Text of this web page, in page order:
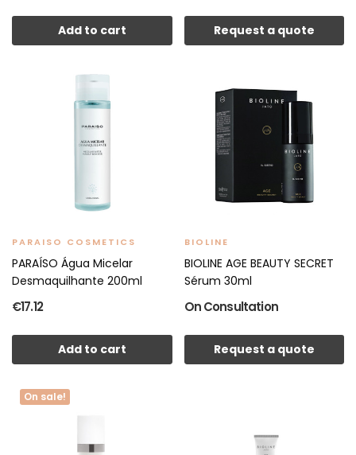
Add to cart Request a quote
PARAISO COSMETICS
PARAÍSO Água Micelar
Desmaquilhante 200ml
€17.12
Add to cart
BIOLINE
BIOLINE AGE BEAUTY SECRET
Sérum 30ml
On Consultation
Request a quote
On sale!